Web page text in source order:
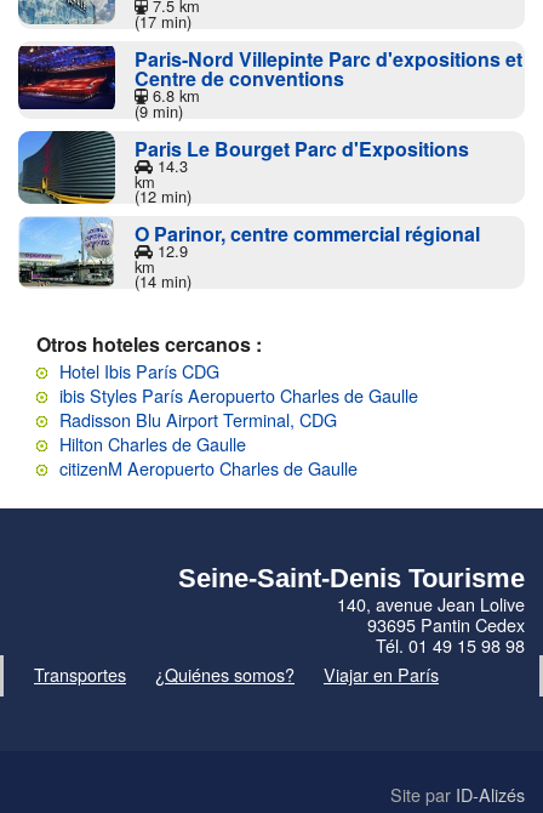
7.5 km
(17 min)
Paris-Nord Villepinte Parc d'expositions et
Centre de conventions
6.8 km
(9 min)
Paris Le Bourget Parc d'Expositions
14.3
km
(12 min)
O Parinor, centre commercial régional
12.9
km
(14 min)
Otros hoteles cercanos :
Hotel Ibis París CDG
ibis Styles París Aeropuerto Charles de Gaulle
Radisson Blu Airport Terminal, CDG
Hilton Charles de Gaulle
citizenM Aeropuerto Charles de Gaulle
Seine-Saint-Denis Tourisme
140, avenue Jean Lolive
93695 Pantin Cedex
Tél. 01 49 15 98 98
Transportes
¿Quiénes somos? Viajar en París
Site par ID-Alizés